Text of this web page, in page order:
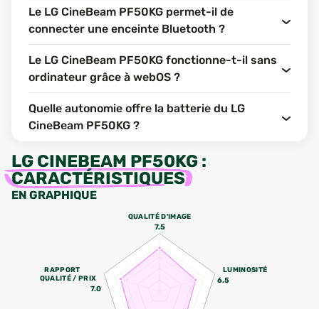
Le LG CineBeam PF50KG permet-il de
connecter une enceinte Bluetooth ?
Le LG CineBeam PF50KG fonctionne-t-il sans
ordinateur grâce à webOS ?
Quelle autonomie offre la batterie du LG
CineBeam PF50KG ?
LG CINEBEAM PF50KG :
CARACTÉRISTIQUES
EN GRAPHIQUE
QUALITÉ D'IMAGE
7.5
LUMINOSITÉ
6.5
RAPPORT
QUALITÉ / PRIX
7.0